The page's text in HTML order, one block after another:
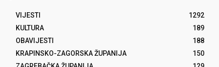
VIJESTI
1292
KULTURA
189
OBAVIJESTI
188
KRAPINSKO-ZAGORSKA ŽUPANIJA
150